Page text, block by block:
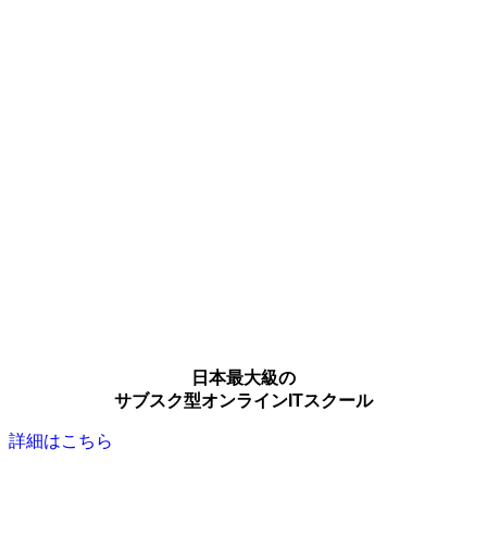
日本最大級の
サブスク型オンラインITスクール
詳細はこちら